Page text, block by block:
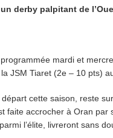
un derby palpitant de
mardi et
JSM Tiaret (2e – 10 pts)
départ cette saison, reste
faite accrocher à Oran
l’élite, livreront sans